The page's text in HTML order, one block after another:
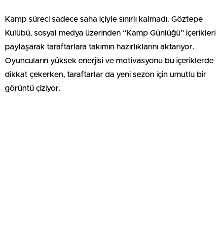
Kamp süreci sadece saha içiyle sınırlı kalmadı. Göztepe
Kulübü, sosyal medya üzerinden “Kamp Günlüğü” içerikleri
paylaşarak taraftarlara takımın hazırlıklarını aktarıyor.
Oyuncuların yüksek enerjisi ve motivasyonu bu içeriklerde
dikkat çekerken, taraftarlar da yeni sezon için umutlu bir
görüntü çiziyor.